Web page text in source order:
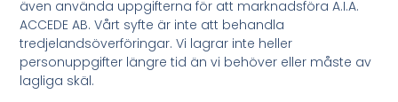
även använda uppgifterna för att marknadsföra A.I.A.
ACCEDE AB. Vårt syfte är inte att behandla
tredjelandsöverföringar. Vi lagrar inte heller
personuppgifter längre tid än vi behöver eller måste av
lagliga skäl.